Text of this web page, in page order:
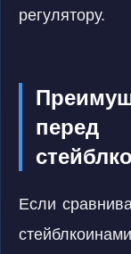
регулятору.
Если